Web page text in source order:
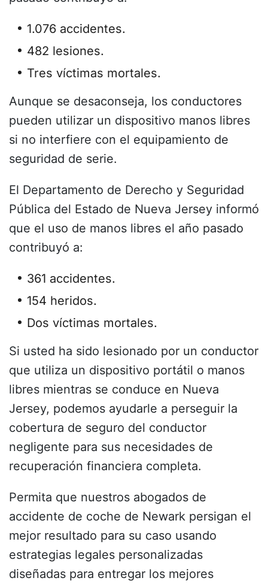
1.076 accidentes.
482 lesiones.
Tres víctimas mortales.
Aunque se desaconseja, los conductores
pueden utilizar un dispositivo manos libres
si no interfiere con el equipamiento de
seguridad de serie.
El Departamento de Derecho y Seguridad
Pública del Estado de Nueva Jersey informó
que el uso de manos libres el año pasado
contribuyó a:
361 accidentes.
154 heridos.
Dos víctimas mortales.
Si usted ha sido lesionado por un conductor
que utiliza un dispositivo portátil o manos
libres mientras se conduce en Nueva
Jersey, podemos ayudarle a perseguir la
cobertura de seguro del conductor
negligente para sus necesidades de
recuperación financiera completa.
Permita que nuestros abogados de
accidente de coche de Newark persigan el
mejor resultado para su caso usando
estrategias legales personalizadas
diseñadas para entregar los mejores